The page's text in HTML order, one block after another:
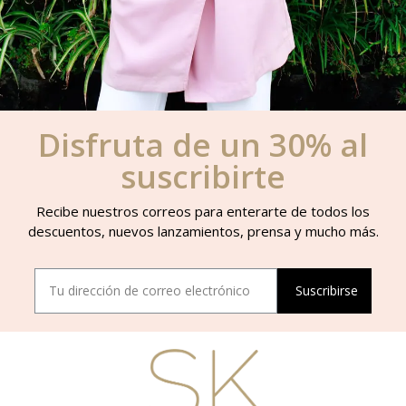
Disfruta de un 30% al
suscribirte
Recibe nuestros correos para enterarte de todos los
descuentos, nuevos lanzamientos, prensa y mucho más.
Suscribirse